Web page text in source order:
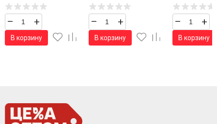
– +
В корзину
– +
В корзину
– +
В корзину